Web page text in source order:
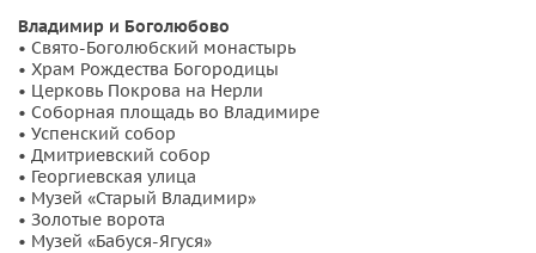
Владимир и Боголюбово
• Свято-Боголюбский монастырь
• Храм Рождества Богородицы
• Церковь Покрова на Нерли
• Соборная площадь во Владимире
• Успенский собор
• Дмитриевский собор
• Георгиевская улица
• Музей «Старый Владимир»
• Золотые ворота
• Музей «Бабуся-Ягуся»